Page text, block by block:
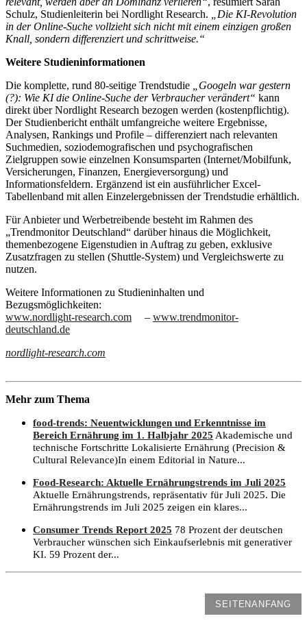
Schulz, Studienleiterin bei Nordlight Research.
„Die KI-Revolution
in der Online-Suche vollzieht sich nicht mit einem einzigen großen
Knall, sondern differenziert und schrittweise.“
Weitere Studieninformationen
Die komplette, rund 80-seitige Trendstudie
„Googeln war gestern
(?): Wie KI die Online-Suche der Verbraucher verändert“ kann
direkt über Nordlight Research bezogen werden (kostenpflichtig).
Der Studienbericht enthält umfangreiche weitere Ergebnisse,
Analysen, Rankings und Profile – differenziert nach relevanten
Suchmedien, soziodemografischen und psychografischen
Zielgruppen sowie einzelnen Konsumsparten (Internet/Mobilfunk,
Versicherungen, Finanzen, Energieversorgung) und
Informationsfeldern. Ergänzend ist ein ausführlicher Excel-
Tabellenband mit allen Einzelergebnissen der Trendstudie erhältlich.
Für Anbieter und Werbetreibende besteht im Rahmen des
„Trendmonitor Deutschland“ darüber hinaus die Möglichkeit,
themenbezogene Eigenstudien in Auftrag zu geben, exklusive
Zusatzfragen zu stellen (Shuttle-System) und Vergleichswerte zu
nutzen.
Weitere Informationen zu Studieninhalten und
Bezugsmöglichkeiten:
www.nordlight-research.com
– www.trendmonitor-
deutschland.de
nordlight-research.com
Mehr zum Thema
food-trends: Neuentwicklungen und Erkenntnisse im
Bereich Ernährung im 1. Halbjahr 2025 Akademische und
technische Fortschritte Lokalisierte Ernährung (Precision &
Cultural Relevance)In einem Editorial in Nature...
Food-Research: Aktuelle Ernährungstrends im Juli 2025
Aktuelle Ernährungstrends, repräsentativ für Juli 2025. Die
Ernährungstrends im Juli 2025 zeigen ein klares...
Consumer Trends Report 2025 78 Prozent der deutschen
Verbraucher wünschen sich Einkaufserlebnis mit generativer
KI. 59 Prozent der...
SEITENANFANG